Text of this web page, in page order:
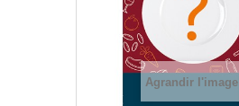
Agrandir l'image